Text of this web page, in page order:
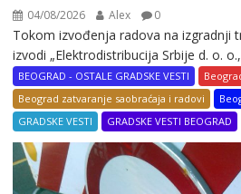
04/08/2026 Alex 0
Tokom izvođenja radova na izgradnji
izvodi „Elektrodistribucija Srbije d. o.
BEOGRAD - OSTALE GRADSKE VESTI
Beograd zatvaranje saobraćaja i radovi
GRADSKE VESTI
GRADSKE VESTI BEOGRAD